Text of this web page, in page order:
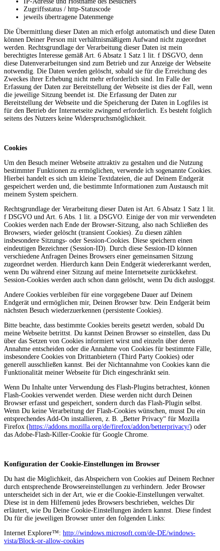
Zugriffsstatus / http-Statuscode
jeweils übertragene Datenmenge
Die Übermittlung dieser Daten an mich erfolgt automatisch und diese Daten
können Deiner Person mit verhältnismäßigem Aufwand nicht zugeordnet
werden. Rechtsgrundlage der Verarbeitung dieser Daten ist mein
berechtigtes Interesse gemäß Art. 6 Absatz 1 Satz 1 lit. f DSGVO, denn
diese Datenverarbeitungen sind zum Betrieb und zur Anzeige der Webseite
notwendig. Die Daten werden gelöscht, sobald sie für die Erreichung des
Zweckes ihrer Erhebung nicht mehr erforderlich sind. Im Falle der
Erfassung der Daten zur Bereitstellung der Webseite ist dies der Fall, wenn
die jeweilige Sitzung beendet ist. Die Erfassung der Daten zur
Bereitstellung der Webseite und die Speicherung der Daten in Logfiles ist
für den Betrieb der Internetseite zwingend erforderlich. Es besteht folglich
seitens des Nutzers keine Widerspruchsmöglichkeit.
Cookies
Um den Besuch meiner Webseite attraktiv zu gestalten und die Nutzung
bestimmter Funktionen zu ermöglichen, verwende ich sogenannte Cookies.
Hierbei handelt es sich um kleine Textdateien, die auf Deinem Endgerät
gespeichert werden und, die bestimmte Informationen zum Austausch mit
meinem System speichern.
Rechtsgrundlage der Verarbeitung dieser Daten ist Art. 6 Absatz 1 Satz 1 lit.
f DSGVO und Art. 6 Abs. 1 lit. a DSGVO. Einige der von mir verwendeten
Cookies werden nach Ende der Browser-Sitzung, also nach Schließen des
Browsers, wieder gelöscht (transient Cookies). Zu diesen zählen
insbesondere Sitzungs- oder Session-Cookies. Diese speichern einen
eindeutigen Bezeichner (Session-ID). Durch diese Session-ID können
verschiedene Anfragen Deines Browsers einer gemeinsamen Sitzung
zugeordnet werden. Hierdurch kann Dein Endgerät wiedererkannt werden,
wenn Du während einer Sitzung auf meine Internetseite zurückkehrst.
Session-Cookies werden auch schon dann gelöscht, wenn Du dich ausloggst.
Andere Cookies verbleiben für eine vorgegebene Dauer auf Deinem
Endgerät und ermöglichen mir, Deinen Browser bzw. Dein Endgerät beim
nächsten Besuch wiederzuerkennen (persistente Cookies).
Bitte beachte, dass bestimmte Cookies bereits gesetzt werden, sobald Du
meine Webseite betrittst. Du kannst Deinen Browser so einstellen, dass Du
über das Setzen von Cookies informiert wirst und einzeln über deren
Annahme entscheiden oder die Annahme von Cookies für bestimmte Fälle,
insbesondere Cookies von Drittanbietern (Third Party Cookies) oder
generell ausschließen kannst. Bei der Nichtannahme von Cookies kann die
Funktionalität meiner Webseite für Dich eingeschränkt sein.
Wenn Du Inhalte unter Verwendung des Flash-Plugins betrachtest, können
Flash-Cookies verwendet werden. Diese werden nicht durch Deinen
Browser erfasst und gespeichert, sondern durch das Flash-Plugin selbst.
Wenn Du keine Verarbeitung der Flash-Cookies wünschen, musst Du ein
entsprechendes Add-On installieren, z. B. „Better Privacy“ für Mozilla
Firefox (https://addons.mozilla.org/de/firefox/addon/betterprivacy/) oder
das Adobe-Flash-Killer-Cookie für Google Chrome.
Konfiguration der Cookie-Einstellungen im Browser
Du hast die Möglichkeit, das Abspeichern von Cookies auf Deinem Rechner
durch entsprechende Browsereinstellungen zu verhindern. Jeder Browser
unterscheidet sich in der Art, wie er die Cookie-Einstellungen verwaltet.
Diese ist in dem Hilfemenü jedes Browsers beschrieben, welches Dir
erläutert, wie Du Deine Cookie-Einstellungen ändern kannst. Diese findest
Du für die jeweiligen Browser unter den folgenden Links:
Internet Explorer™: http://windows.microsoft.com/de-DE/windows-
vista/Block-or-allow-cookies